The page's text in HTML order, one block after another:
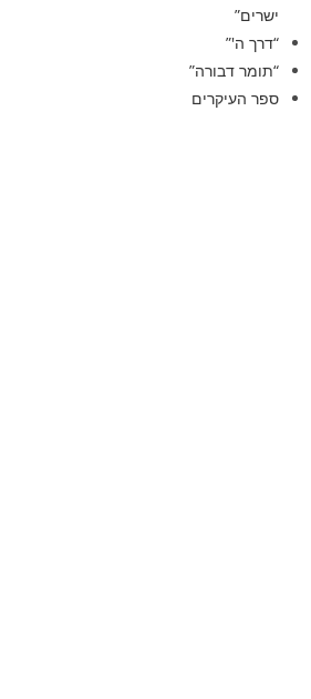
ישרים”
“דרך ה'”
“תומר דבורה”
ספר העיקרים